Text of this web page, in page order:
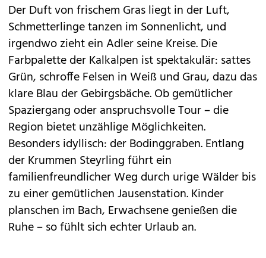
Der Duft von frischem Gras liegt in der Luft,
Schmetterlinge tanzen im Sonnenlicht, und
irgendwo zieht ein Adler seine Kreise. Die
Farbpalette der Kalkalpen ist spektakulär: sattes
Grün, schroffe Felsen in Weiß und Grau, dazu das
klare Blau der Gebirgsbäche. Ob gemütlicher
Spaziergang oder anspruchsvolle Tour – die
Region bietet unzählige Möglichkeiten.
Besonders idyllisch: der Bodinggraben. Entlang
der Krummen Steyrling führt ein
familienfreundlicher Weg durch urige Wälder bis
zu einer gemütlichen Jausenstation. Kinder
planschen im Bach, Erwachsene genießen die
Ruhe – so fühlt sich echter Urlaub an.